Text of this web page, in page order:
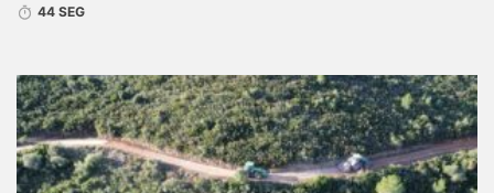
44 SEG